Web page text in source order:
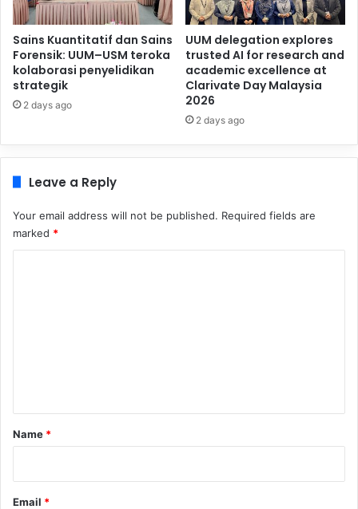
Sains Kuantitatif dan Sains
Forensik: UUM–USM teroka
kolaborasi penyelidikan
strategik
2 days ago
UUM delegation explores
trusted AI for research and
academic excellence at
Clarivate Day Malaysia
2026
2 days ago
Leave a Reply
Your email address will not be published. Required fields are
marked *
*
Name *
Email *